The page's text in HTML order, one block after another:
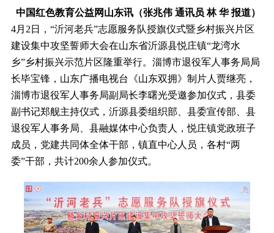
中国红色教育公益网山东讯（张兆伟 通讯员 林 华 报道）
4月2日，“沂河老兵”志愿服务队授旗仪式暨乡村振兴片区
建设集中攻坚誓师大会在山东省沂源县悦庄镇“龙湾水
乡”乡村振兴示范片区隆重举行。淄博市退役军人事务局局
长毕宝锋，山东广播电视台《山东双拥》制片人贾继亮，
淄博市退役军人事务局副局长李曙光受邀参加仪式，县委
副书记郑舰主持仪式，沂源县委组织部、县委宣传部、县
退役军人事务局、县融媒体中心负责人，悦庄镇党政班子
成员，党建共同体全体干部，镇直中心人员，各村“两
委”干部，共计200余人参加仪式。